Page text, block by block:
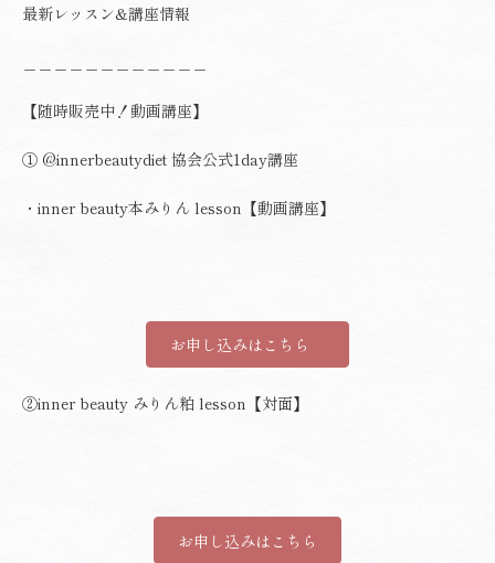
最新レッスン&講座情報
【随時販売中！動画講座】
① @innerbeautydiet 協会公式1day講座
・inner beauty本みりん lesson【動画講座】
お申し込みはこちら
②inner beauty みりん粕 lesson【対面】
お申し込みはこちら